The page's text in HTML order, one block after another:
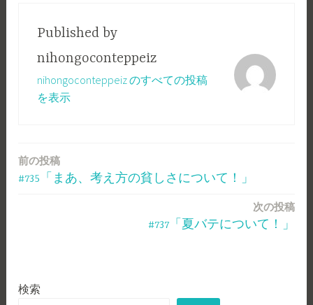
Published by
nihongoconteppeiz
nihongoconteppeiz のすべての投稿
を表示
投
ー
前の投稿
#735「まあ、考え方の貧しさについて！」
次の投稿
#737「夏バテについて！」
検索